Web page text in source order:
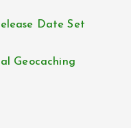
Date Set
Geocaching